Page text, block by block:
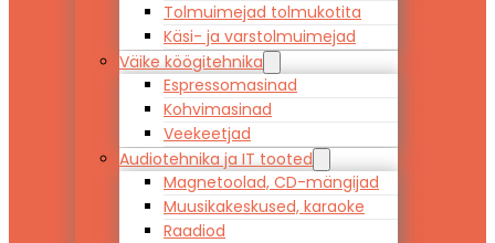
Tolmuimejad tolmukotita
Käsi- ja varstolmuimejad
Väike köögitehnika
Espressomasinad
Kohvimasinad
Veekeetjad
Audiotehnika ja IT tooted
Magnetoolad, CD-mängijad
Muusikakeskused, karaoke
Raadiod